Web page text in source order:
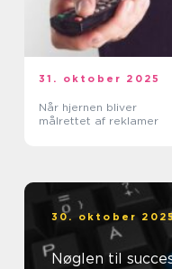
31. oktober 2025
Når hjernen bliver
målrettet af reklamer
30. oktober
Nøglen til